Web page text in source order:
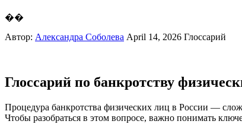
��
Автор: Александра Соболева April 14, 2026 Глоссарий
Глоссарий по банкротству
Процедура банкротства физических лиц в России —
Чтобы разобраться в этом вопросе, важно понимать